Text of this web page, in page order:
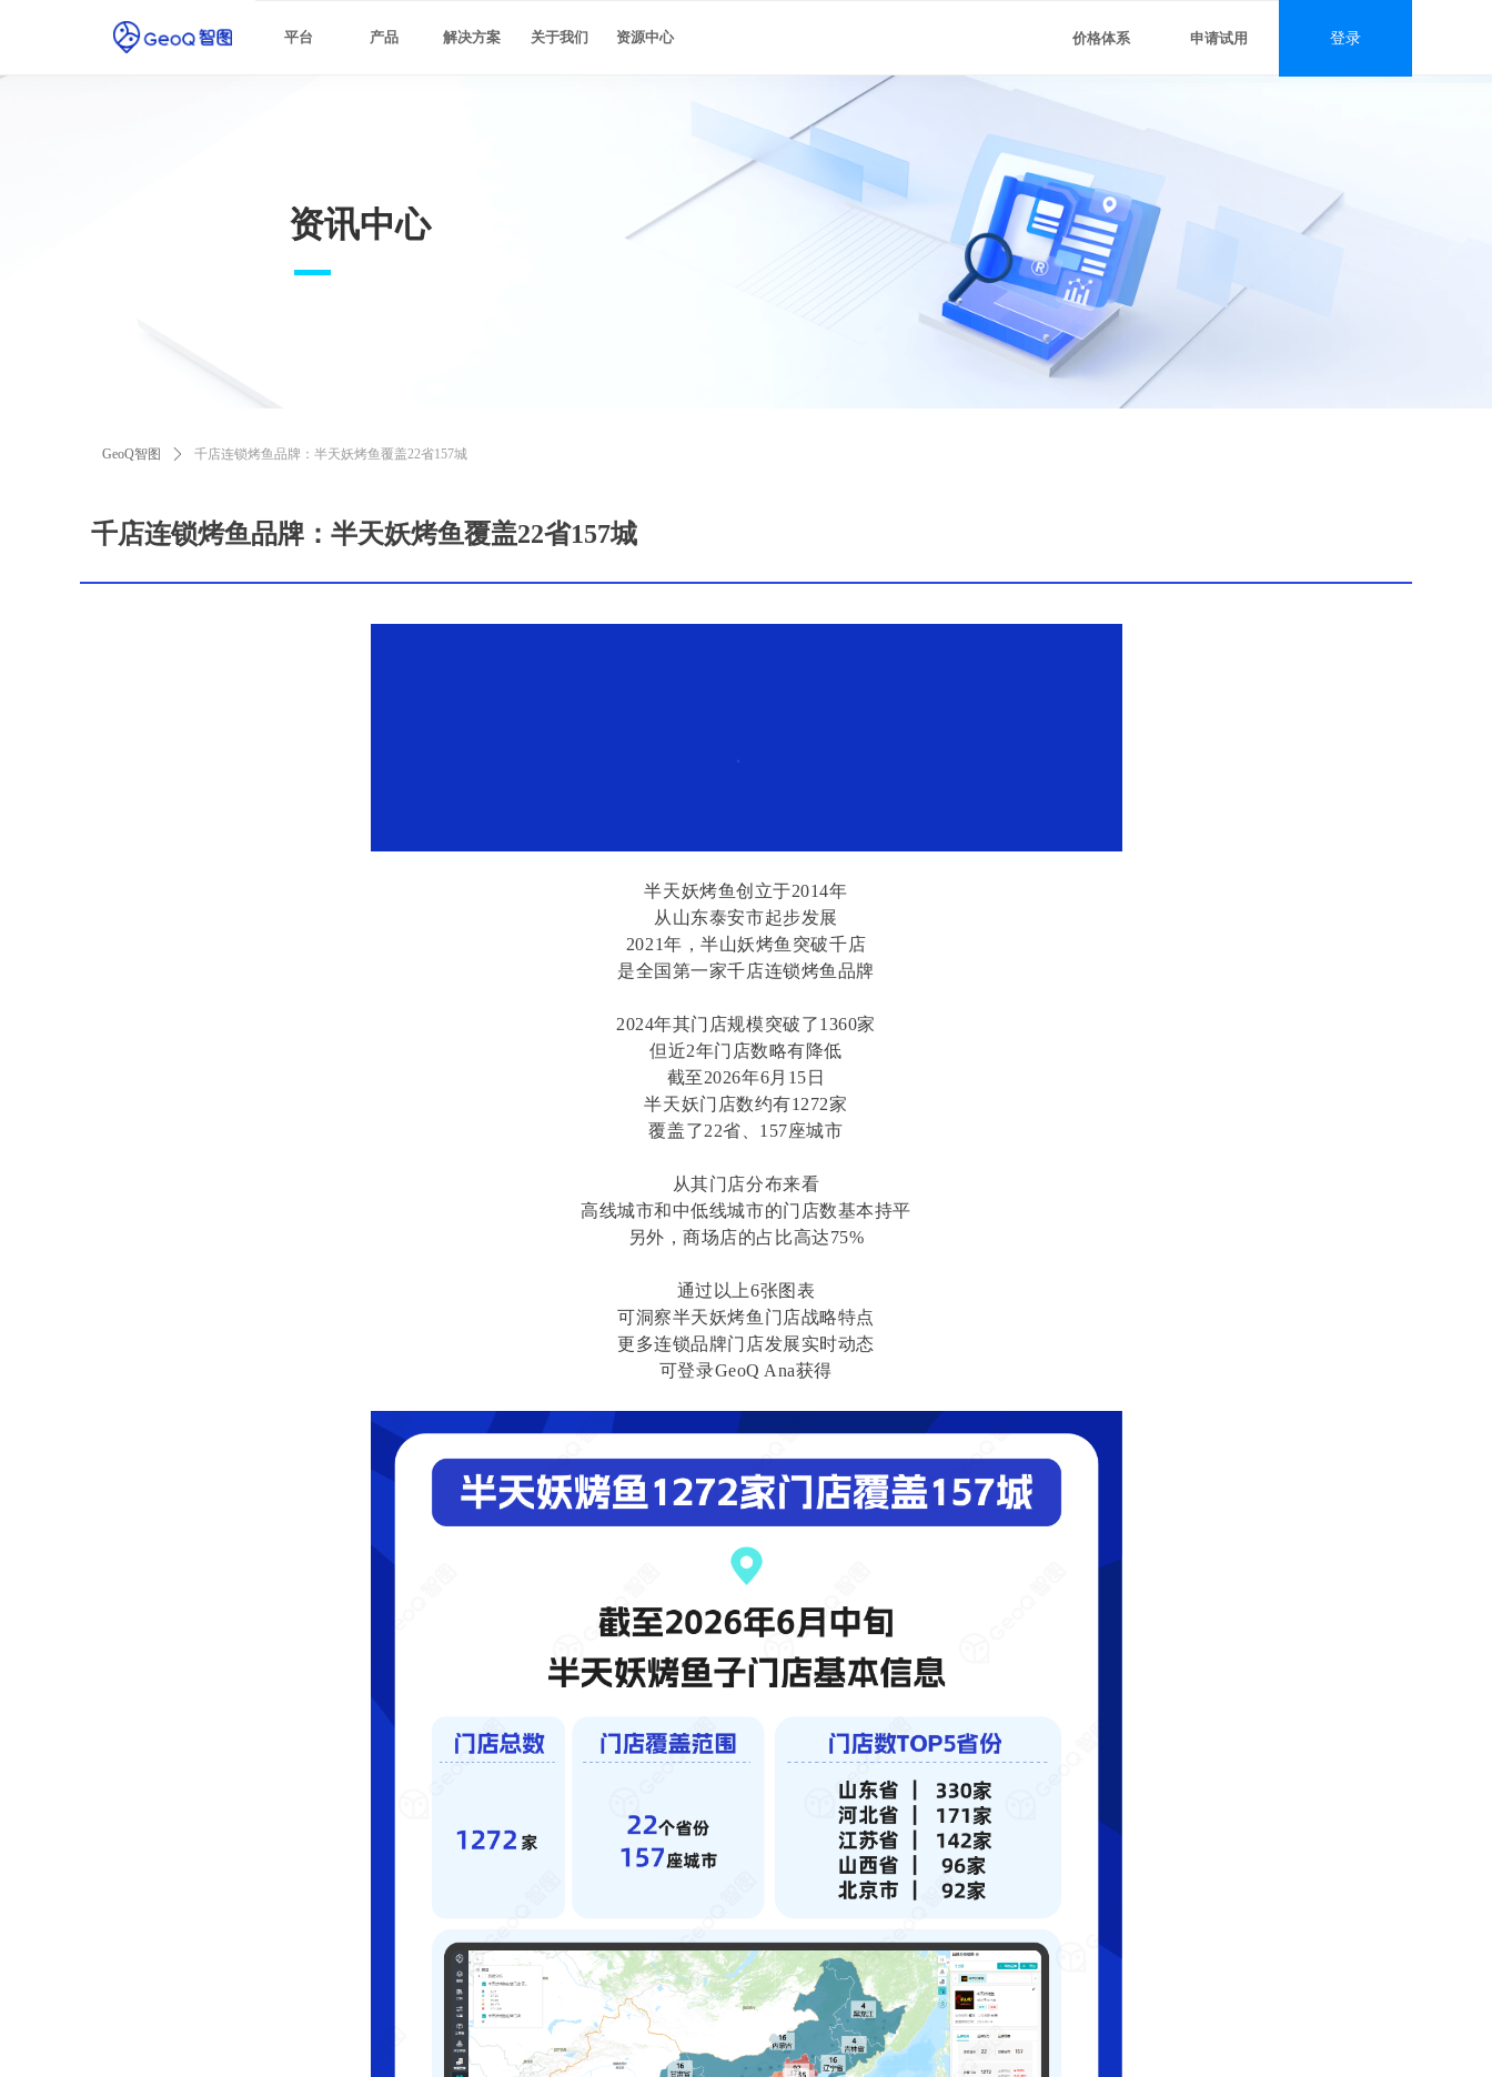
价格体系 申请试用 登录
产品 解决方案 关于我们
平台 资源中心
千店连锁烤鱼品牌：半天妖烤鱼覆盖22省157城
半天妖烤鱼创立于2014年
从山东泰安市起步发展
2021年，半山妖烤鱼突破千店
是全国第一家千店连锁烤鱼品牌
2024年其门店规模突破了1360家
但近2年门店数略有降低
截至2026年6月15日
半天妖门店数约有1272家
覆盖了22省、157座城市
从其门店分布来看
高线城市和中低线城市的门店数基本持平
另外，商场店的占比高达75%
通过以上6张图表
可洞察半天妖烤鱼门店战略特点
更多连锁品牌门店发展实时动态
可登录GeoQ Ana获得
资讯中心
GeoQ智图 ꄲ 千店连锁烤鱼品牌：半天妖烤鱼覆盖22省157城